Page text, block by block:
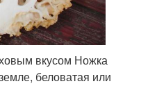
вкусом Ножка
беловатая или